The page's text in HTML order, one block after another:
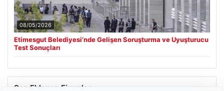
08/05/2026
Etimesgut Belediyesi’nde Gelişen Soruşturma ve Uyuşturucu
Test Sonuçları
Son Eklenen Firmalar